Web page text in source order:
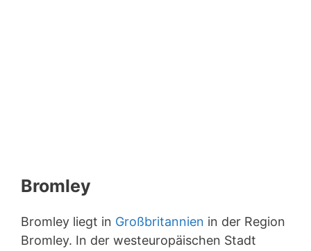
Bromley
Bromley liegt in Großbritannien in der Region
Bromley. In der westeuropäischen Stadt